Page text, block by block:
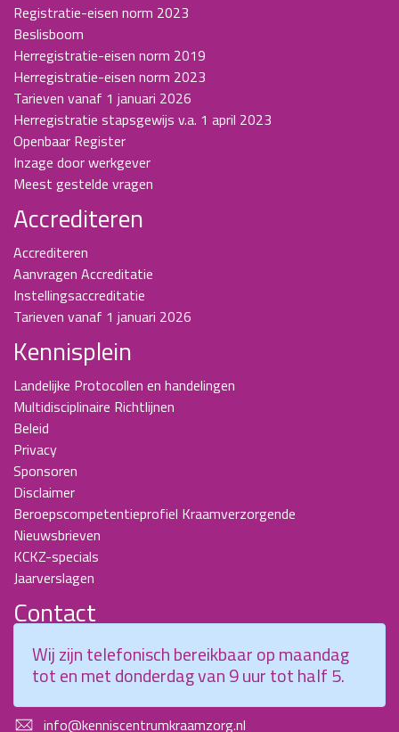
Registratie-eisen norm 2023
Beslisboom
Herregistratie-eisen norm 2019
Herregistratie-eisen norm 2023
Tarieven vanaf 1 januari 2026
Herregistratie stapsgewijs v.a. 1 april 2023
Openbaar Register
Inzage door werkgever
Meest gestelde vragen
Accrediteren
Accrediteren
Aanvragen Accreditatie
Instellingsaccreditatie
Tarieven vanaf 1 januari 2026
Kennisplein
Landelijke Protocollen en handelingen
Multidisciplinaire Richtlijnen
Beleid
Privacy
Sponsoren
Disclaimer
Beroepscompetentieprofiel Kraamverzorgende
Nieuwsbrieven
KCKZ-specials
Jaarverslagen
Contact
Planetenweg 5
2132 HN, Hoofddorp
info@kenniscentrumkraamzorg.nl
Wij zijn telefonisch bereikbaar op maandag
tot en met donderdag van 9 uur tot half 5.